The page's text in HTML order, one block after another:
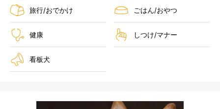
旅行/おでかけ ごはん/おやつ
健康 しつけ/マナー
看板犬